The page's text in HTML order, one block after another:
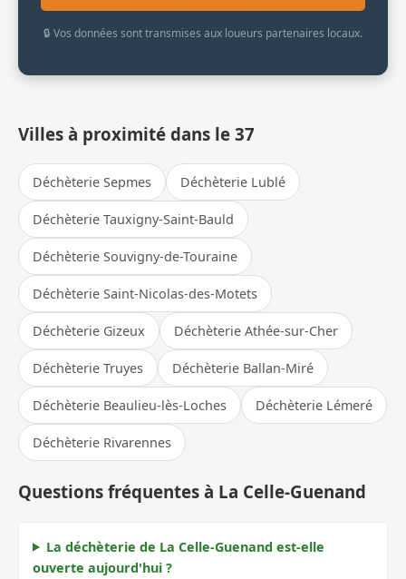
🔒 Vos données sont transmises aux loueurs partenaires locaux.
Villes à proximité dans le 37
Déchèterie Sepmes Déchèterie Lublé
Déchèterie Tauxigny-Saint-Bauld
Déchèterie Souvigny-de-Touraine
Déchèterie Saint-Nicolas-des-Motets
Déchèterie Gizeux Déchèterie Athée-sur-Cher
Déchèterie Truyes Déchèterie Ballan-Miré
Déchèterie Beaulieu-lès-Loches Déchèterie Lémeré
Déchèterie Rivarennes
Questions fréquentes à La Celle-Guenand
La déchèterie de La Celle-Guenand est-elle
ouverte aujourd'hui ?